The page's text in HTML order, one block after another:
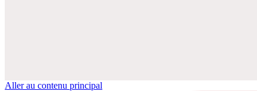
Aller au contenu principal